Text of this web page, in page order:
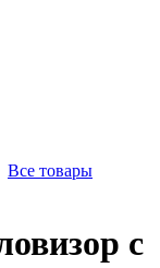
Все товары
c